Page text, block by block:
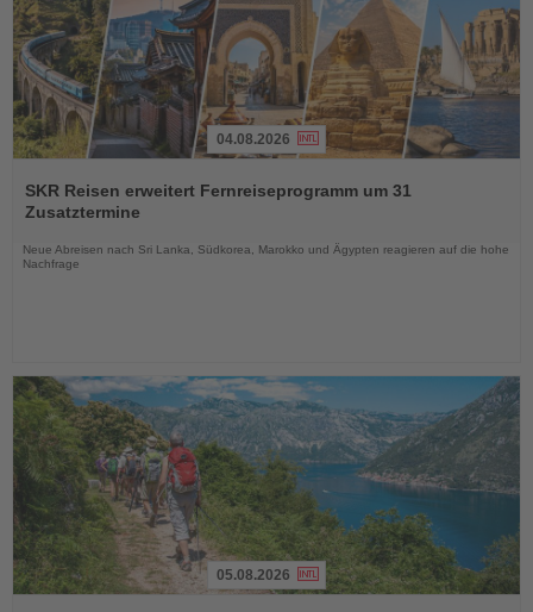
Sie
die
04.08.2026
SKR Reisen erweitert Fernreiseprogramm um 31
Zusatztermine
Neue Abreisen nach Sri Lanka, Südkorea, Marokko und Ägypten reagieren auf die hohe
Nachfrage
05.08.2026